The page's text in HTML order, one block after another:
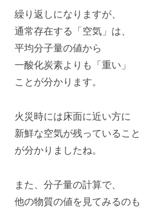
繰り返しになりますが、
通常存在する「空気」は、
平均分子量の値から
一酸化炭素よりも「重い」
ことが分かります。
火災時には床面に近い方に
新鮮な空気が残っていること
が分かりましたね。
また、分子量の計算で、
他の物質の値を見てみるのも